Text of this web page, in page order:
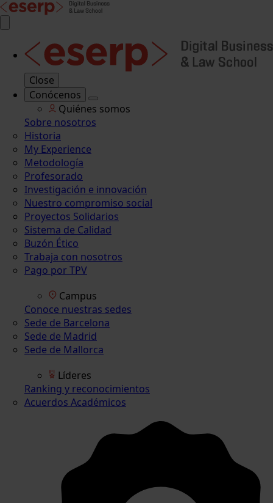
Close
Conócenos
Quiénes somos
Sobre nosotros
Historia
My Experience
Metodología
Profesorado
Investigación e innovación
Nuestro compromiso social
Proyectos Solidarios
Sistema de Calidad
Buzón Ético
Trabaja con nosotros
Pago por TPV
Campus
Conoce nuestras sedes
Sede de Barcelona
Sede de Madrid
Sede de Mallorca
Líderes
Ranking y reconocimientos
Acuerdos Académicos